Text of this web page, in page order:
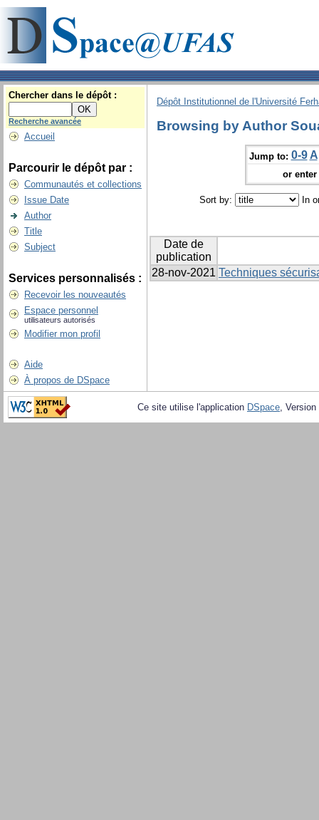
Chercher dans le dépôt :
Recherche avancée
Accueil
Parcourir le dépôt par :
Communautés et collections
Issue Date
Author
Title
Subject
Services personnalisés :
Recevoir les nouveautés
Espace personnel
utilisateurs autorisés
Modifier mon profil
Aide
À propos de DSpace
Dépôt Institutionnel de l'Université
Browsing by Author
Jump to: 0-9 A
or
Sort by: In
Date de
publication
28-nov-2021 Techniques
Ce site utilise l'application DSpace,